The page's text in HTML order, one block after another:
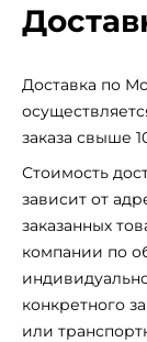
Доставка по
заказа свыше
Стоимость
зависит от
заказанных
компании по
конкретного
или